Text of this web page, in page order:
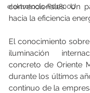
elektrotools-P018000
convencionales. Un
hacia la eficiencia
El conocimiento
iluminación
concreto de Oriente
durante los últimos
continuo de la